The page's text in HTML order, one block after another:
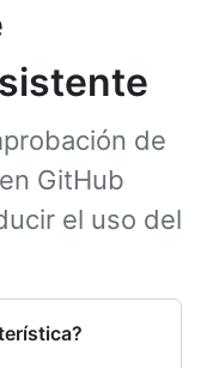
de
GitHub
el uso del